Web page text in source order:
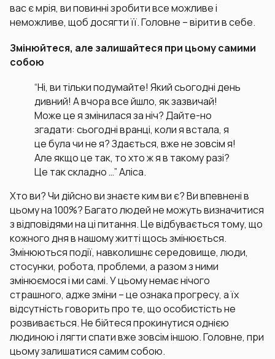
вас є мрія, ви повинні зробити все можливе і
неможливе, щоб досягти її. Головне – вірити в себе.
Змінюйтеся, але залишайтеся при цьому самими
собою
“Ні, ви тільки подумайте! Який сьогодні день
дивний! А вчора все йшло, як зазвичай!
Може це я змінилася за ніч? Дайте-но
згадати: сьогодні вранці, коли я встала, я
це була чи не я? Здається, вже не зовсім я!
Але якщо це так, то хто ж я в такому разі?
Це так складно …” Аліса.
Хто ви? Чи дійсно ви знаєте ким ви є? Ви впевнені в
цьому на 100%? Багато людей не можуть визначитися
з відповідями на ці питання. Це відбувається тому, що
кожного дня в нашому житті щось змінюється.
Змінюються події, навколишнє середовище, люди,
стосунки, робота, проблеми, а разом з ними
змінюємося і ми самі. У цьому немає нічого
страшного, адже зміни – це ознака прогресу, а їх
відсутність говорить про те, що особистість не
розвивається. Не бійтеся прокинутися однією
людиною і лягти спати вже зовсім іншою. Головне, при
цьому залишатися самим собою.